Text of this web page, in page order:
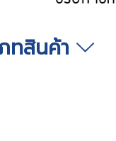
ภทสินค้า